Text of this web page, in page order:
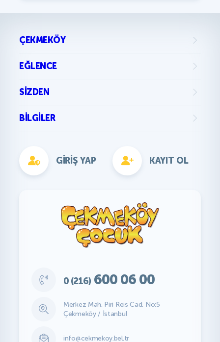
ÇEKMEKÖY
EĞLENCE
SIZDEN
BILGILER
GIRIŞ YAP KAYIT OL
0 (216) 600 06 00
Merkez Mah. Piri Reis Cad. No:5
Çekmeköy / İstanbul
info@cekmekoy.bel.tr